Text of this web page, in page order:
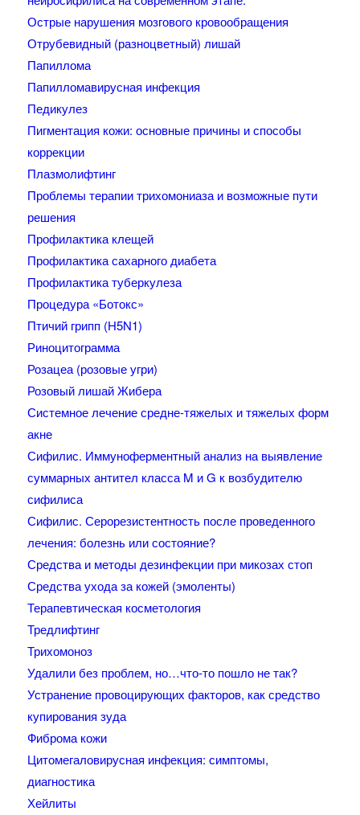
Острые нарушения мозгового кровообращения
Отрубевидный (разноцветный) лишай
Папиллома
Папилломавирусная инфекция
Педикулез
Пигментация кожи: основные причины и способы
коррекции
Плазмолифтинг
Проблемы терапии трихомониаза и возможные пути
решения
Профилактика клещей
Профилактика сахарного диабета
Профилактика туберкулеза
Процедура «Ботокс»
Птичий грипп (H5N1)
Риноцитограмма
Розацеа (розовые угри)
Розовый лишай Жибера
Системное лечение средне-тяжелых и тяжелых форм
акне
Сифилис. Иммуноферментный анализ на выявление
суммарных антител класса M и G к возбудителю
сифилиса
Сифилис. Серорезистентность после проведенного
лечения: болезнь или состояние?
Средства и методы дезинфекции при микозах стоп
Средства ухода за кожей (эмоленты)
Терапевтическая косметология
Тредлифтинг
Трихомоноз
Удалили без проблем, но…что-то пошло не так?
Устранение провоцирующих факторов, как средство
купирования зуда
Фиброма кожи
Цитомегаловирусная инфекция: симптомы,
диагностика
Хейлиты